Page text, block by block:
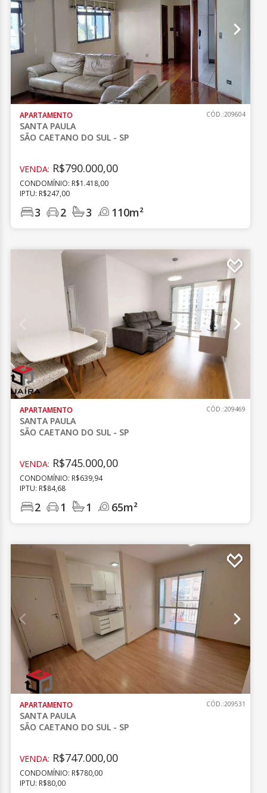
APARTAMENTO
SANTA PAULA
SÃO CAETANO DO SUL - SP
CÓD.:209604
VENDA: R$790.000,00
CONDOMÍNIO: R$1.418,00
IPTU: R$247,00
3 2 3 110m²
APARTAMENTO
SANTA PAULA
SÃO CAETANO DO SUL - SP
CÓD.:209469
VENDA: R$745.000,00
CONDOMÍNIO: R$639,94
IPTU: R$84,68
2 1 1 65m²
APARTAMENTO
SANTA PAULA
SÃO CAETANO DO SUL - SP
CÓD.:209531
VENDA: R$747.000,00
CONDOMÍNIO: R$780,00
IPTU: R$80,00